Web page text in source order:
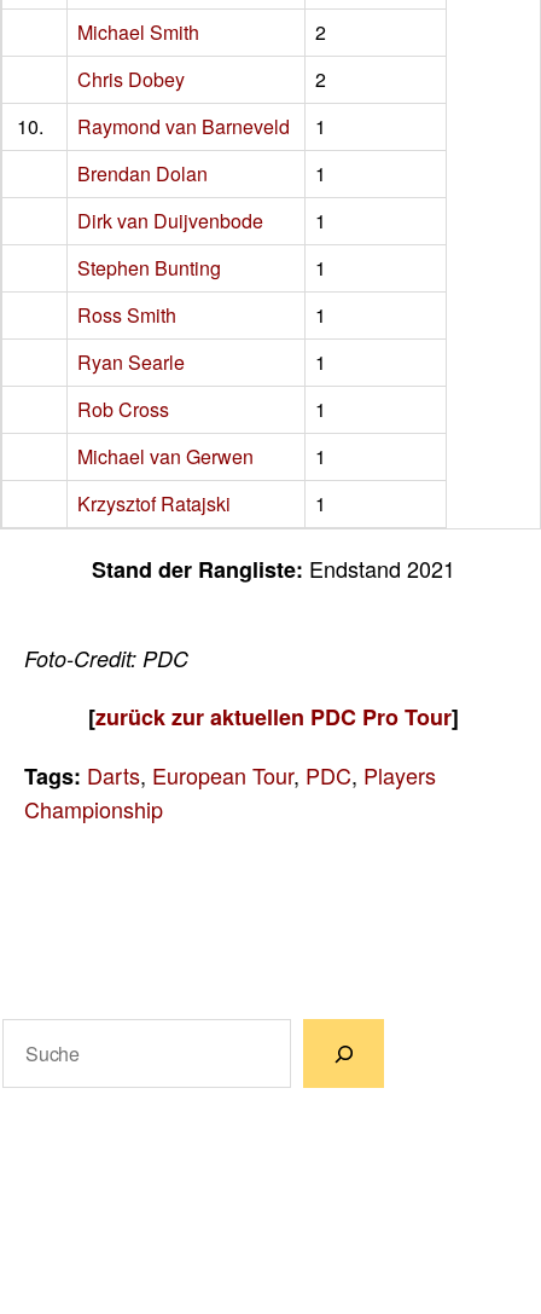
Michael Smith
2
Chris Dobey
2
10.
Raymond van Barneveld
1
Brendan Dolan
1
Dirk van Duijvenbode
1
Stephen Bunting
1
Ross Smith
1
Ryan Searle
1
Rob Cross
1
Michael van Gerwen
1
Krzysztof Ratajski
1
Stand der Rangliste: Endstand 2021
Foto-Credit: PDC
[zurück zur aktuellen PDC Pro Tour]
Tags: Darts, European Tour, PDC, Players
Championship